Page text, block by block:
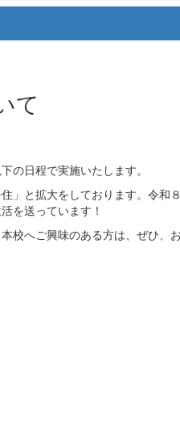
て
の日程で実施いたします。
」と拡大をしております。令和
を送っています！
校へご興味のある方は、ぜひ、